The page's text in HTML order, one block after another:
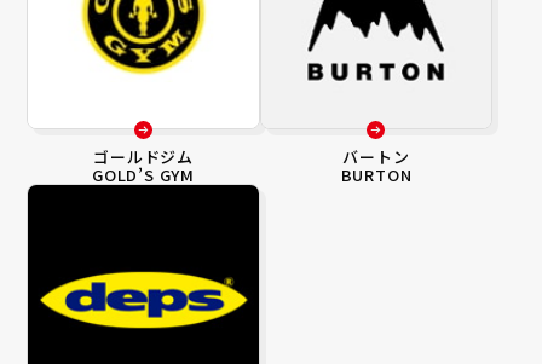
ゴールドジム
GOLD’S GYM
バートン
BURTON